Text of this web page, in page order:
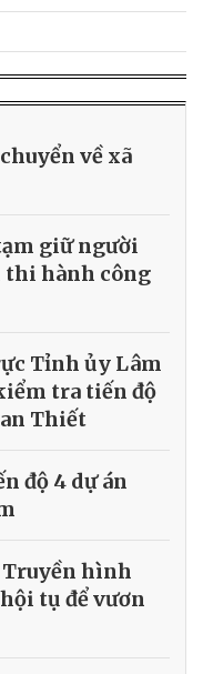
về xã
giữ người
thi hành công
Tỉnh ủy Lâm
tra tiến độ
Thiết
độ 4 dự án
Truyền hình
tụ để vươn